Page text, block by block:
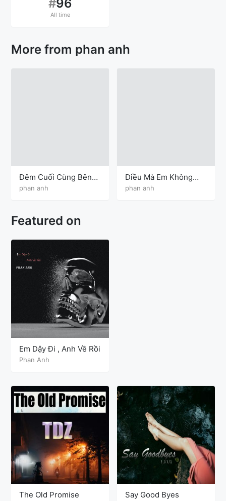
#96
All time
More from phan anh
Đêm Cuối Cùng Bên
Nhau
phan anh
Điều Mà Em Không
Biết
phan anh
Featured on
Em Dậy Đi , Anh Về Rồi
Phan Anh
The Old Promise Say Good Byes